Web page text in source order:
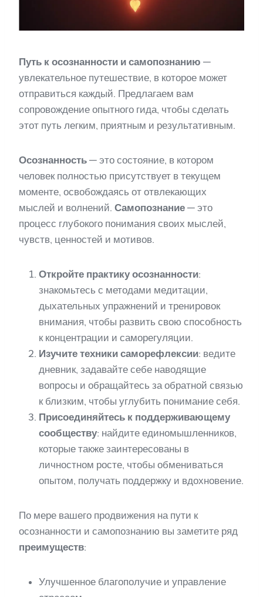
Путь к осознанности и самопознанию —
увлекательное путешествие, в которое может
отправиться каждый. Предлагаем вам
сопровождение опытного гида, чтобы сделать
этот путь легким, приятным и результативным.
Осознанность — это состояние, в котором
человек полностью присутствует в текущем
моменте, освобождаясь от отвлекающих
мыслей и волнений. Самопознание — это
процесс глубокого понимания своих мыслей,
чувств, ценностей и мотивов.
Откройте практику осознанности:
знакомьтесь с методами медитации,
дыхательных упражнений и тренировок
внимания, чтобы развить свою способность
к концентрации и саморегуляции.
Изучите техники саморефлексии: ведите
дневник, задавайте себе наводящие
вопросы и обращайтесь за обратной связью
к близким, чтобы углубить понимание себя.
Присоединяйтесь к поддерживающему
сообществу: найдите единомышленников,
которые также заинтересованы в
личностном росте, чтобы обмениваться
опытом, получать поддержку и вдохновение.
По мере вашего продвижения на пути к
осознанности и самопознанию вы заметите ряд
преимуществ:
Улучшенное благополучие и управление